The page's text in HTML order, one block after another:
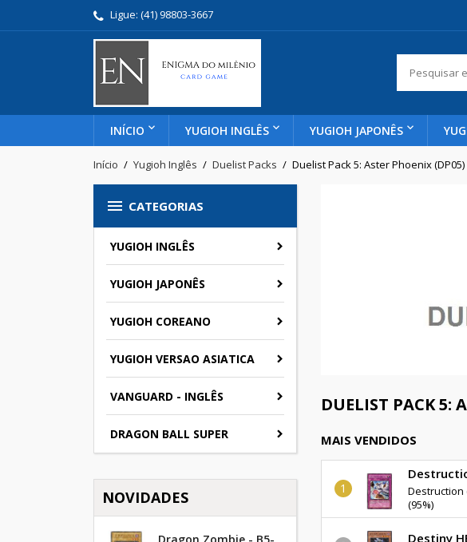
Ligue: (41) 98803-3667
INÍCIO YUGIOH INGLÊS YUGIOH JAPONÊS
Início Yugioh Inglês Duelist Packs Duelist Pack 5: Aster Phoenix (DP05)
 CATEGORIAS
YUGIOH INGLÊS
YUGIOH JAPONÊS
YUGIOH COREANO
YUGIOH VERSAO ASIATICA
VANGUARD - INGLÊS
DRAGON BALL SUPER
NOVIDADES
Dragon Zombie - B5-
DUELIST PACK 5:
MAIS VENDIDOS
Destruction
(95%)
Destiny